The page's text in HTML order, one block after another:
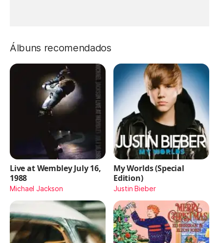
Álbuns recomendados
Live at Wembley July 16,
1988
Michael Jackson
My Worlds (Special
Edition)
Justin Bieber